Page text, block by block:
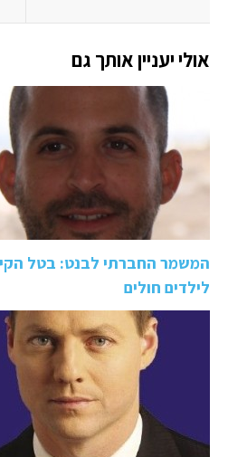
אולי יעניין אותך גם
המשמר החברתי לבנט: בטל
לילדים חולים